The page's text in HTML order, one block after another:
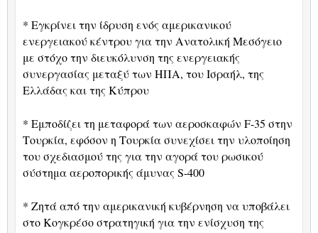
* Εγκρίνει την ίδρυση ενός αμερικανικού
ενεργειακού κέντρου για την Ανατολική Μεσόγειο
με στόχο την διευκόλυνση της ενεργειακής
συνεργασίας μεταξύ των ΗΠΑ, του Ισραήλ, της
Ελλάδας και της Κύπρου
* Εμποδίζει τη μεταφορά των αεροσκαφών F-35 στην
Τουρκία, εφόσον η Τουρκία συνεχίσει την υλοποίηση
του σχεδιασμού της για την αγορά του ρωσικού
σύστημα αεροπορικής άμυνας S-400
* Ζητά από την αμερικανική κυβέρνηση να υποβάλει
στο Κογκρέσο στρατηγική για την ενίσχυση της